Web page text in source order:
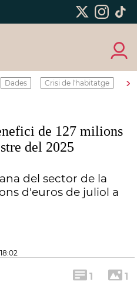
Dades Crisi de l'habitatge ›
de 127 milions
del 2025
del sector de la
d'euros de juliol a
1 1